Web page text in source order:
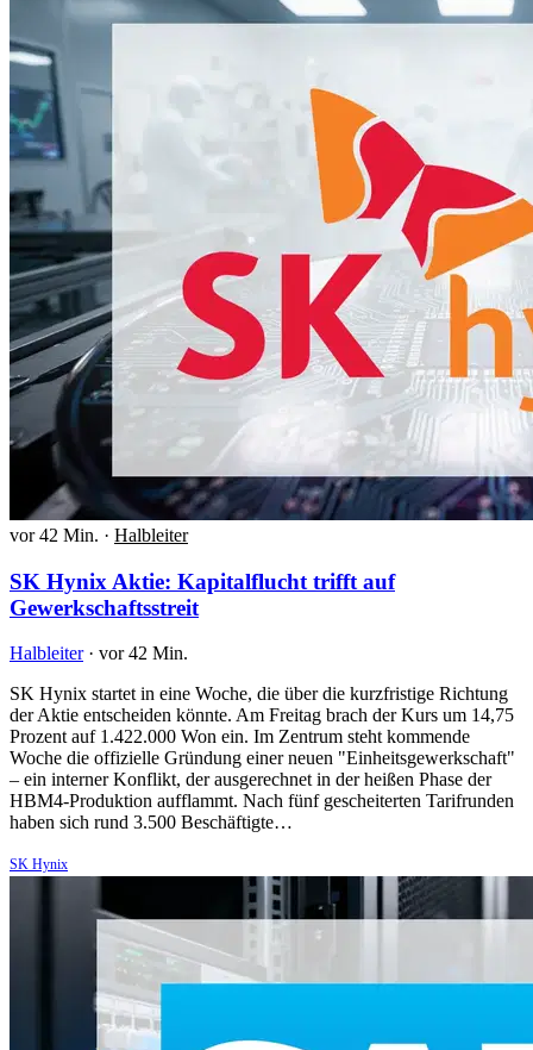
vor 42 Min. · Halbleiter
SK Hynix Aktie: Kapitalflucht trifft auf
Gewerkschaftsstreit
Halbleiter · vor 42 Min.
SK Hynix startet in eine Woche, die über die kurzfristige Richtung
der Aktie entscheiden könnte. Am Freitag brach der Kurs um 14,75
Prozent auf 1.422.000 Won ein. Im Zentrum steht kommende
Woche die offizielle Gründung einer neuen "Einheitsgewerkschaft"
– ein interner Konflikt, der ausgerechnet in der heißen Phase der
HBM4-Produktion aufflammt. Nach fünf gescheiterten Tarifrunden
haben sich rund 3.500 Beschäftigte…
SK Hynix